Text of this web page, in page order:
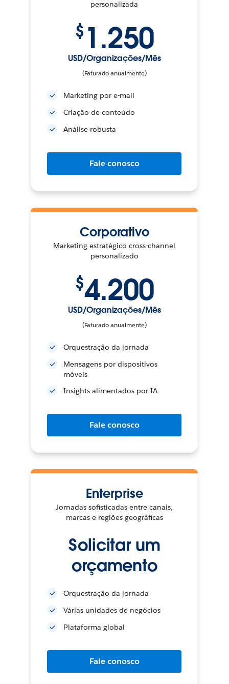
personalizada
$ 1.250
USD/Organizações/Mês
(Faturado anualmente)
Marketing por e-mail
Criação de conteúdo
Análise robusta
Fale conosco
Corporativo
Marketing estratégico cross-channel
personalizado
$4.200
USD/Organizações/Mês
(Faturado anualmente)
Orquestração da jornada
Mensagens por dispositivos
móveis
Insights alimentados por IA
Fale conosco
Enterprise
Jornadas sofisticadas entre canais,
marcas e regiões geográficas
Solicitar um
orçamento
Orquestração da jornada
Várias unidades de negócios
Plataforma global
Fale conosco